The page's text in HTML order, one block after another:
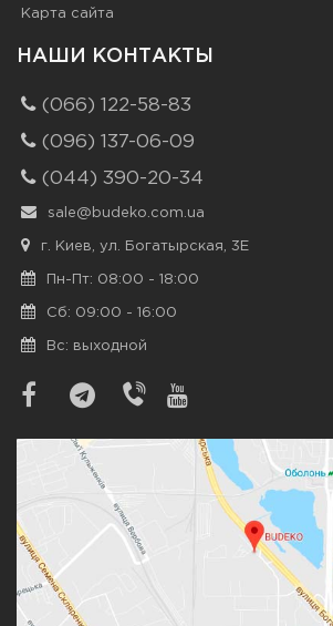
Карта сайта
НАШИ КОНТАКТЫ
(066) 122-58-83
(096) 137-06-09
(044) 390-20-34
sale@budeko.com.ua
г. Киев, ул. Богатырская, 3Е
Пн-Пт: 08:00 - 18:00
Сб: 09:00 - 16:00
Вс: выходной